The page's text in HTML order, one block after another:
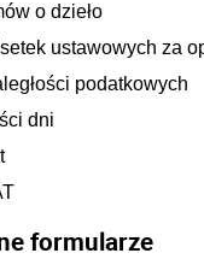
o dzieło
ustawowych za
podatkowych
dni
formularze